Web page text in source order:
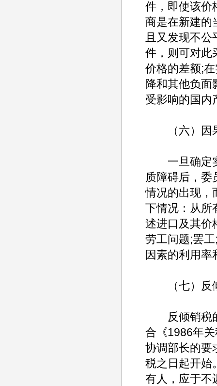
件，即使该价
商是在新建的
且又发现不
件，则可对此
价格的差额;
降和其他负面
受影响的国内
（六）因
一旦确定实
质障碍后，委
情况的出现，
下情况：从所
述进口及其价
劳工问题;罢
因素的利用率
（七）反
反倾销税的
合《1986年
协调部长的要
税之日起开始
有人，应于不